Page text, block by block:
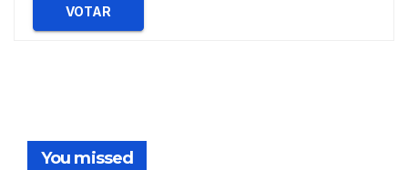
VOTAR
You missed